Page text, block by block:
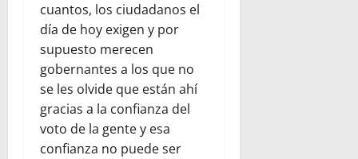
cuantos, los ciudadanos el
día de hoy exigen y por
supuesto merecen
gobernantes a los que no
se les olvide que están ahí
gracias a la confianza del
voto de la gente y esa
confianza no puede ser